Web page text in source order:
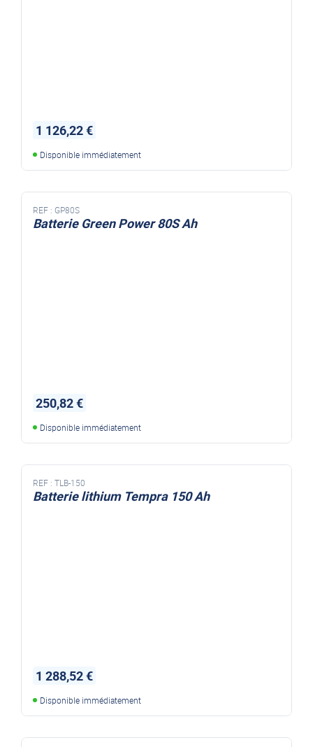
1 126,22 €
Disponible immédiatement
REF : GP80S
Batterie Green Power 80S Ah
250,82 €
Disponible immédiatement
REF : TLB-150
Batterie lithium Tempra 150 Ah
1 288,52 €
Disponible immédiatement